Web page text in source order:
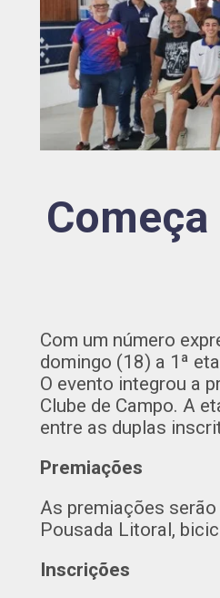
Com um número
domingo (18) a 1ª
O evento integrou a
Clube de Campo. A
entre as duplas
Premiações
As premiações
Pousada Litoral,
Inscrições